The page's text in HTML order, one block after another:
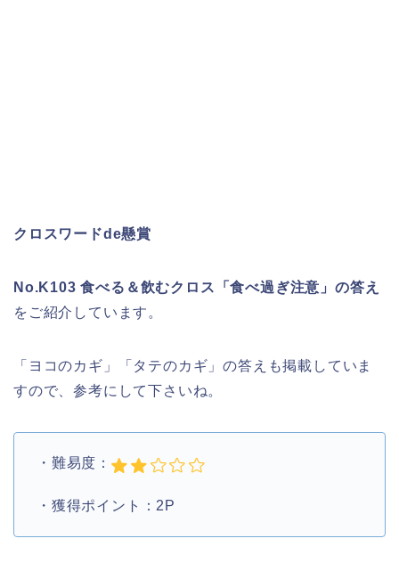
クロスワードde懸賞
No.K103 食べる＆飲むクロス「食べ過ぎ注意」の答え
をご紹介しています。
「ヨコのカギ」「タテのカギ」の答えも掲載していま
すので、参考にして下さいね。
・難易度：
・獲得ポイント：2P